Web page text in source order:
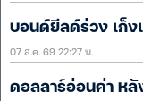
บอนด์ยีลด์ร่วง เก็ง
07 ส.ค. 69 22:27 น.
ดอลลาร์อ่อนค่า หลั